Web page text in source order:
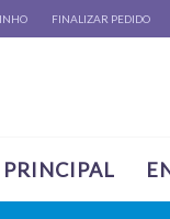
FINALIZAR PEDIDO
PRINCIPAL